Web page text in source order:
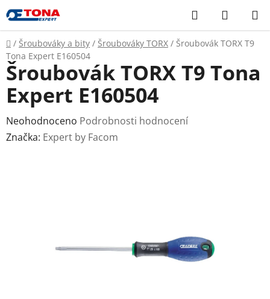
Přejít
na
obsah
Hledat
KOŠÍK
Domů
/ Šroubováky a bity / Šroubováky TORX / Šroubovák TORX T9
Tona Expert E160504
Šroubovák TORX T9 Tona
Expert E160504
Průměrné
hodnocení
Neohodnoceno Podrobnosti hodnocení
Značka: Expert by Facom